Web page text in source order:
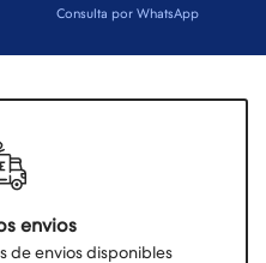
Consulta por WhatsApp
envios
de envios disponibles